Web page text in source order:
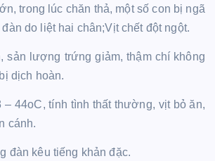
trong lúc chăn thả, một số con bị ngã
do liệt hai chân;Vịt chết đột ngột.
sản lượng trứng giảm, thậm chí không
dịch hoàn.
– 44oC, tính tình thất thường, vịt bỏ ăn,
cánh.
đàn kêu tiếng khản đặc.